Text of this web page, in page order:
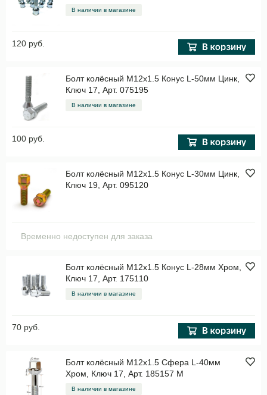
В наличии в магазине
120 руб.
Болт колёсный M12x1.5 Конус L-50мм Цинк,
Ключ 17, Арт. 075195
В наличии в магазине
100 руб.
Болт колёсный M12x1.5 Конус L-30мм Цинк,
Ключ 19, Арт. 095120
Временно недоступен для заказа
Болт колёсный M12x1.5 Конус L-28мм Хром,
Ключ 17, Арт. 175110
В наличии в магазине
70 руб.
Болт колёсный M12x1.5 Сфера L-40мм
Хром, Ключ 17, Арт. 185157 M
В наличии в магазине